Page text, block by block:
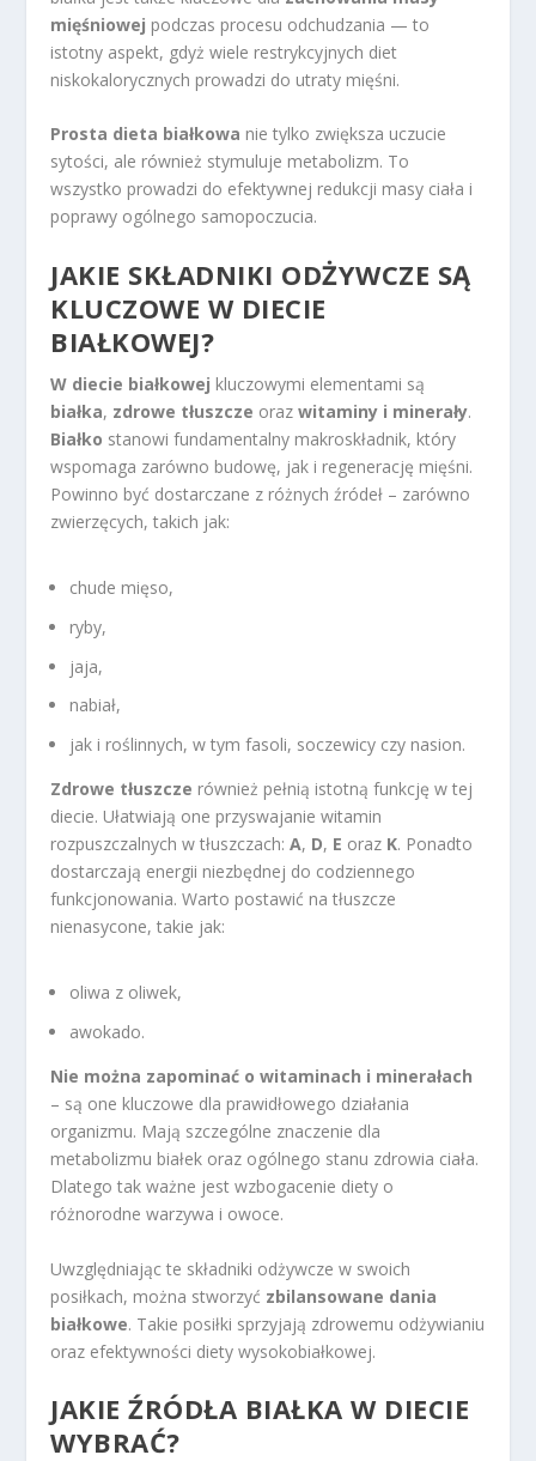
mięśniowej podczas procesu odchudzania — to
istotny aspekt, gdyż wiele restrykcyjnych diet
niskokalorycznych prowadzi do utraty mięśni.
Prosta dieta białkowa nie tylko zwiększa uczucie
sytości, ale również stymuluje metabolizm. To
wszystko prowadzi do efektywnej redukcji masy ciała i
poprawy ogólnego samopoczucia.
JAKIE SKŁADNIKI ODŻYWCZE SĄ
KLUCZOWE W DIECIE
BIAŁKOWEJ?
W diecie białkowej kluczowymi elementami są
białka, zdrowe tłuszcze orazwitaminy i minerały.
Białko stanowi fundamentalny makroskładnik, który
wspomaga zarówno budowę, jak i regenerację mięśni.
Powinno być dostarczane z różnych źródeł – zarówno
zwierzęcych, takich jak:
chude mięso,
ryby,
jaja,
nabiał,
jak i roślinnych, w tym fasoli, soczewicy czy nasion.
Zdrowe tłuszcze również pełnią istotną funkcję w tej
diecie. Ułatwiają one przyswajanie witamin
rozpuszczalnych w tłuszczach:A, D, E oraz K. Ponadto
dostarczają energii niezbędnej do codziennego
funkcjonowania. Warto postawić na tłuszcze
nienasycone, takie jak:
oliwa z oliwek,
awokado.
Nie można zapominać o witaminach i minerałach
– są one kluczowe dla prawidłowego działania
organizmu. Mają szczególne znaczenie dla
metabolizmu białek oraz ogólnego stanu zdrowia ciała.
Dlatego tak ważne jest wzbogacenie diety o
różnorodne warzywa i owoce.
Uwzględniając te składniki odżywcze w swoich
posiłkach, można stworzyć zbilansowane dania
białkowe. Takie posiłki sprzyjają zdrowemu odżywianiu
oraz efektywności diety wysokobiałkowej.
JAKIE ŹRÓDŁA BIAŁKA W DIECIE
WYBRAĆ?